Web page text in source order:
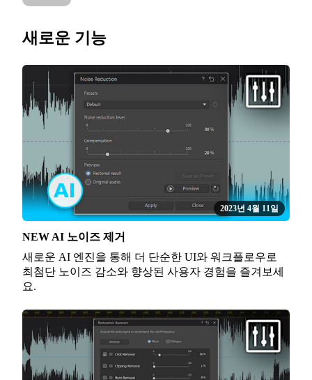
새로운 기능
2023년 4월 11일
NEW AI 노이즈 제거
새로운 AI 엔진을 통해 더 단순한 UI와 워크플로우로
최첨단 노이즈 감소와 향상된 사용자 경험을 즐겨보세
요.